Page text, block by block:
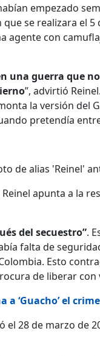
empezado
se realizara el
agente con
una guerra que
”, advirtió
la versión
pretendía
de alias 'Reinel'
apunta a la
del secuestro”.
falta de
Esto
de liberar con
a ‘Guacho’ el
28 de marzo de